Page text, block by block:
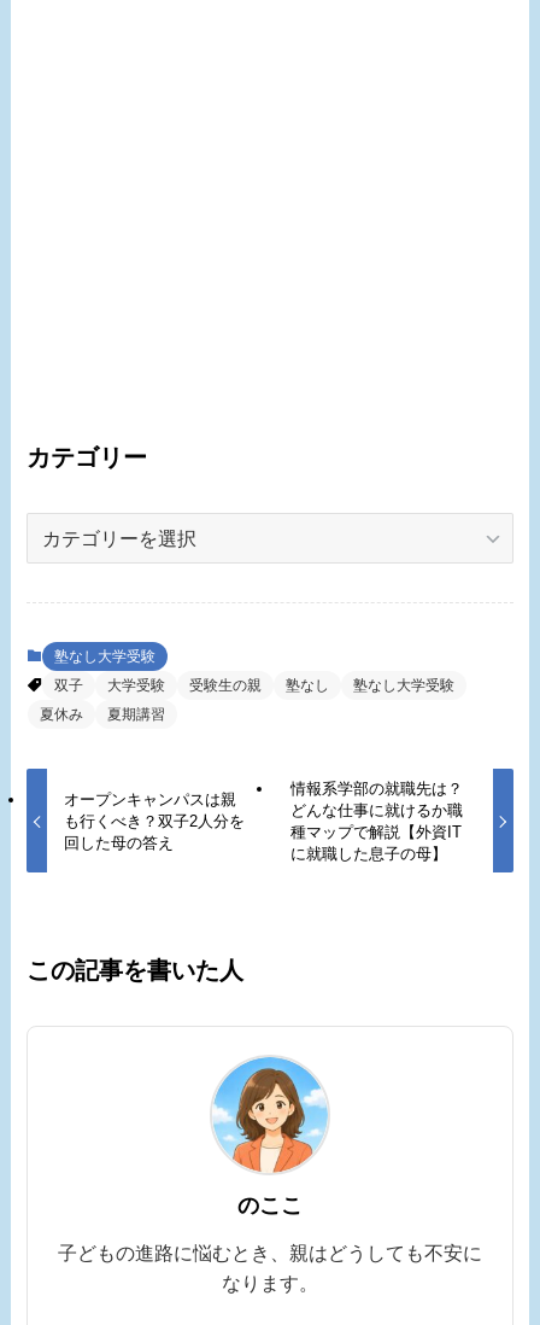
カテゴリー
ー 塾なし大学受験
双子
大学受験 受験生の親 塾なし
塾なし大学受験
夏休み
夏期講習
オープンキャンパスは親
も行くべき？双子2人分を
回した母の答え
情報系学部の就職先は？
どんな仕事に就けるか職
種マップで解説【外資IT
に就職した息子の母】
この記事を書いた人
のここ
子どもの進路に悩むとき、親はどうしても不安に
なります。